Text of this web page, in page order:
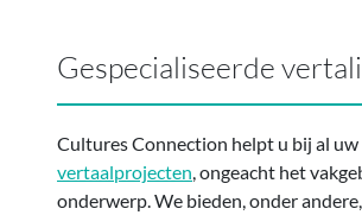
Gespecialiseerde
Cultures Connection helpt u bij al uw
vertaalprojecten, ongeacht het
onderwerp. We bieden, onder